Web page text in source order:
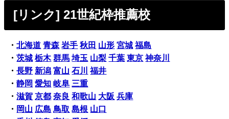
[リンク] 21世紀枠推薦校
・北海道 青森 岩手 秋田 山形 宮城 福島
・茨城 栃木 群馬 埼玉 山梨 千葉 東京 神奈川
・長野 新潟 富山 石川
福井
・静岡 愛知 岐阜 三重
・滋賀 京都 奈良 和歌山 大阪 兵庫
・ 岡山 広島 鳥取 島根 山口